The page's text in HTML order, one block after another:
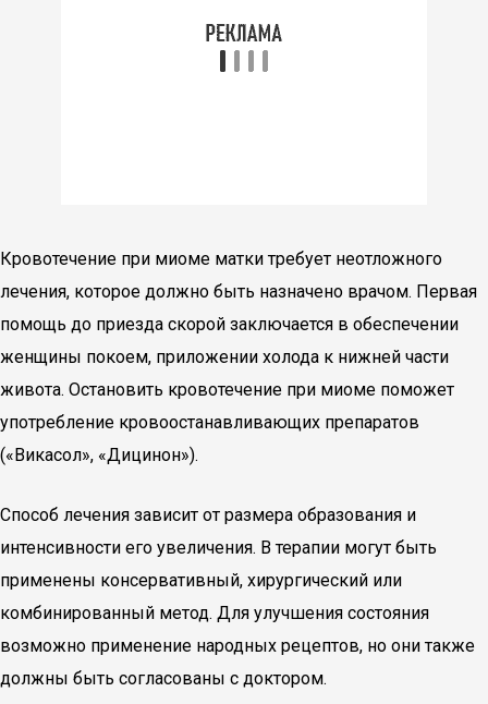
Кровотечение при миоме матки требует неотложного
лечения, которое должно быть назначено врачом. Первая
помощь до приезда скорой заключается в обеспечении
женщины покоем, приложении холода к нижней части
живота. Остановить кровотечение при миоме поможет
употребление кровоостанавливающих препаратов
(«Викасол», «Дицинон»).
Способ лечения зависит от размера образования и
интенсивности его увеличения. В терапии могут быть
применены консервативный, хирургический или
комбинированный метод. Для улучшения состояния
возможно применение народных рецептов, но они также
должны быть согласованы с доктором.